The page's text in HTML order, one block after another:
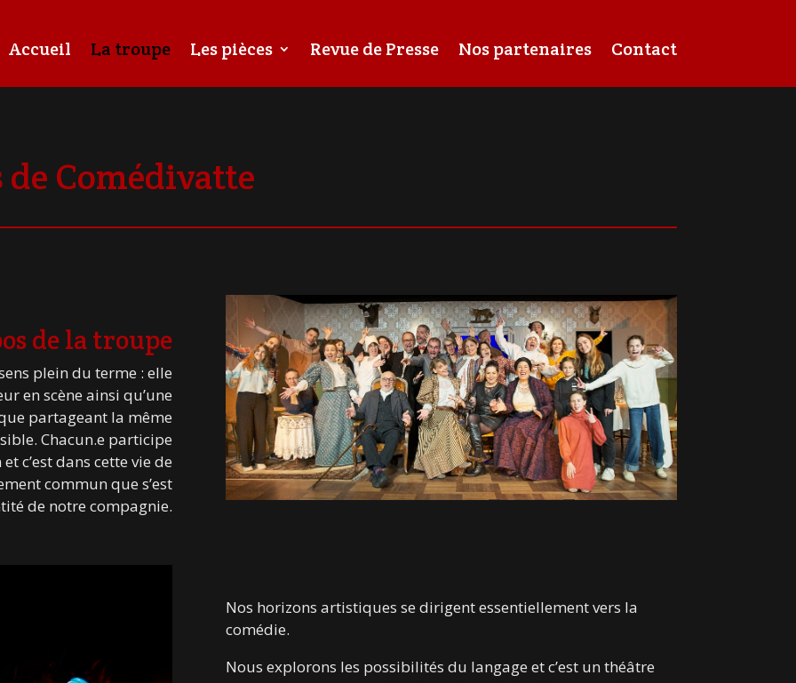
Accueil La troupe Les pièces Revue de Presse Nos partenaires Contact
de Comédivatte
de la troupe
plein du terme : elle
en scène ainsi qu’une
partageant la même
Chacun.e participe
c’est dans cette vie de
commun que s’est
de notre compagnie.
Nos horizons artistiques se dirigent essentiellement vers la
comédie.
Nous explorons les possibilités du langage et c’est un théâtre